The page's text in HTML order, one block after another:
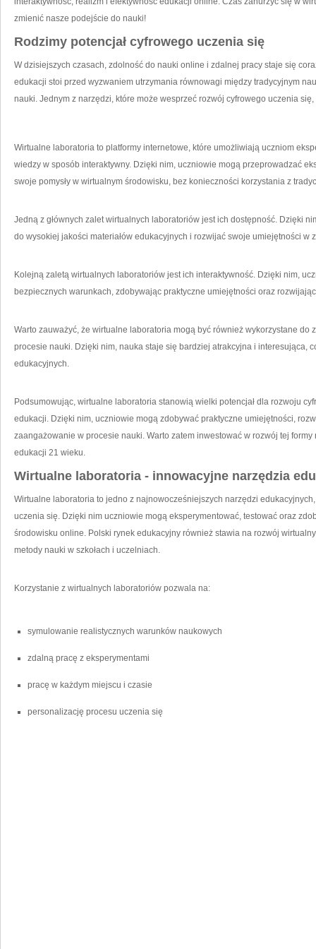
zmienić nasze podejście do nauki!
Rodzimy potencjał cyfrowego uczenia się
W dzisiejszych czasach, zdolność do⁣ nauki online i zdalnej pracy⁢ staje się
edukacji⁣ stoi przed⁤ wyzwaniem ⁣utrzymania ⁤równowagi ⁣między tradycyjnym
nauki. Jednym z narzędzi, które‌ może wesprzeć⁢ rozwój cyfrowego uczenia
Wirtualne laboratoria to platformy internetowe, które ​umożliwiają uczniom
wiedzy w​ sposób interaktywny. Dzięki nim, uczniowie mogą przeprowadzać
swoje pomysły w wirtualnym‍ środowisku, bez konieczności korzystania z
Jedną z głównych zalet wirtualnych laboratoriów jest ich ‍dostępność. Dzięki
do wysokiej jakości materiałów edukacyjnych i rozwijać swoje umiejętności w
Kolejną zaletą wirtualnych laboratoriów ⁤jest ​ich interaktywność. Dzięki nim,
bezpiecznych warunkach, zdobywając praktyczne umiejętności oraz
Warto zauważyć, że wirtualne‌ laboratoria mogą być również wykorzystane
procesie nauki. Dzięki nim, ​nauka staje się bardziej atrakcyjna i interesująca,
edukacyjnych.
Podsumowując, wirtualne laboratoria stanowią wielki potencjał dla rozwoju
edukacji. Dzięki nim, uczniowie mogą ‍zdobywać praktyczne umiejętności,
​zaangażowanie w procesie ⁢nauki.⁤ Warto zatem inwestować w rozwój ⁣tej
edukacji 21 wieku.
Wirtualne laboratoria ‌- innowacyjne narzędzia
Wirtualne ⁣laboratoria to jedno z najnowocześniejszych narzędzi
uczenia się. Dzięki nim uczniowie mogą eksperymentować, testować oraz
środowisku online. Polski rynek ‌edukacyjny również stawia na rozwój
metody nauki w szkołach i uczelniach.
Korzystanie ​z wirtualnych laboratoriów pozwala na:
symulowanie realistycznych​ warunków naukowych
zdalną pracę ‌z ‌eksperymentami
pracę⁣ w każdym miejscu i czasie
personalizację⁣ procesu uczenia ⁤się